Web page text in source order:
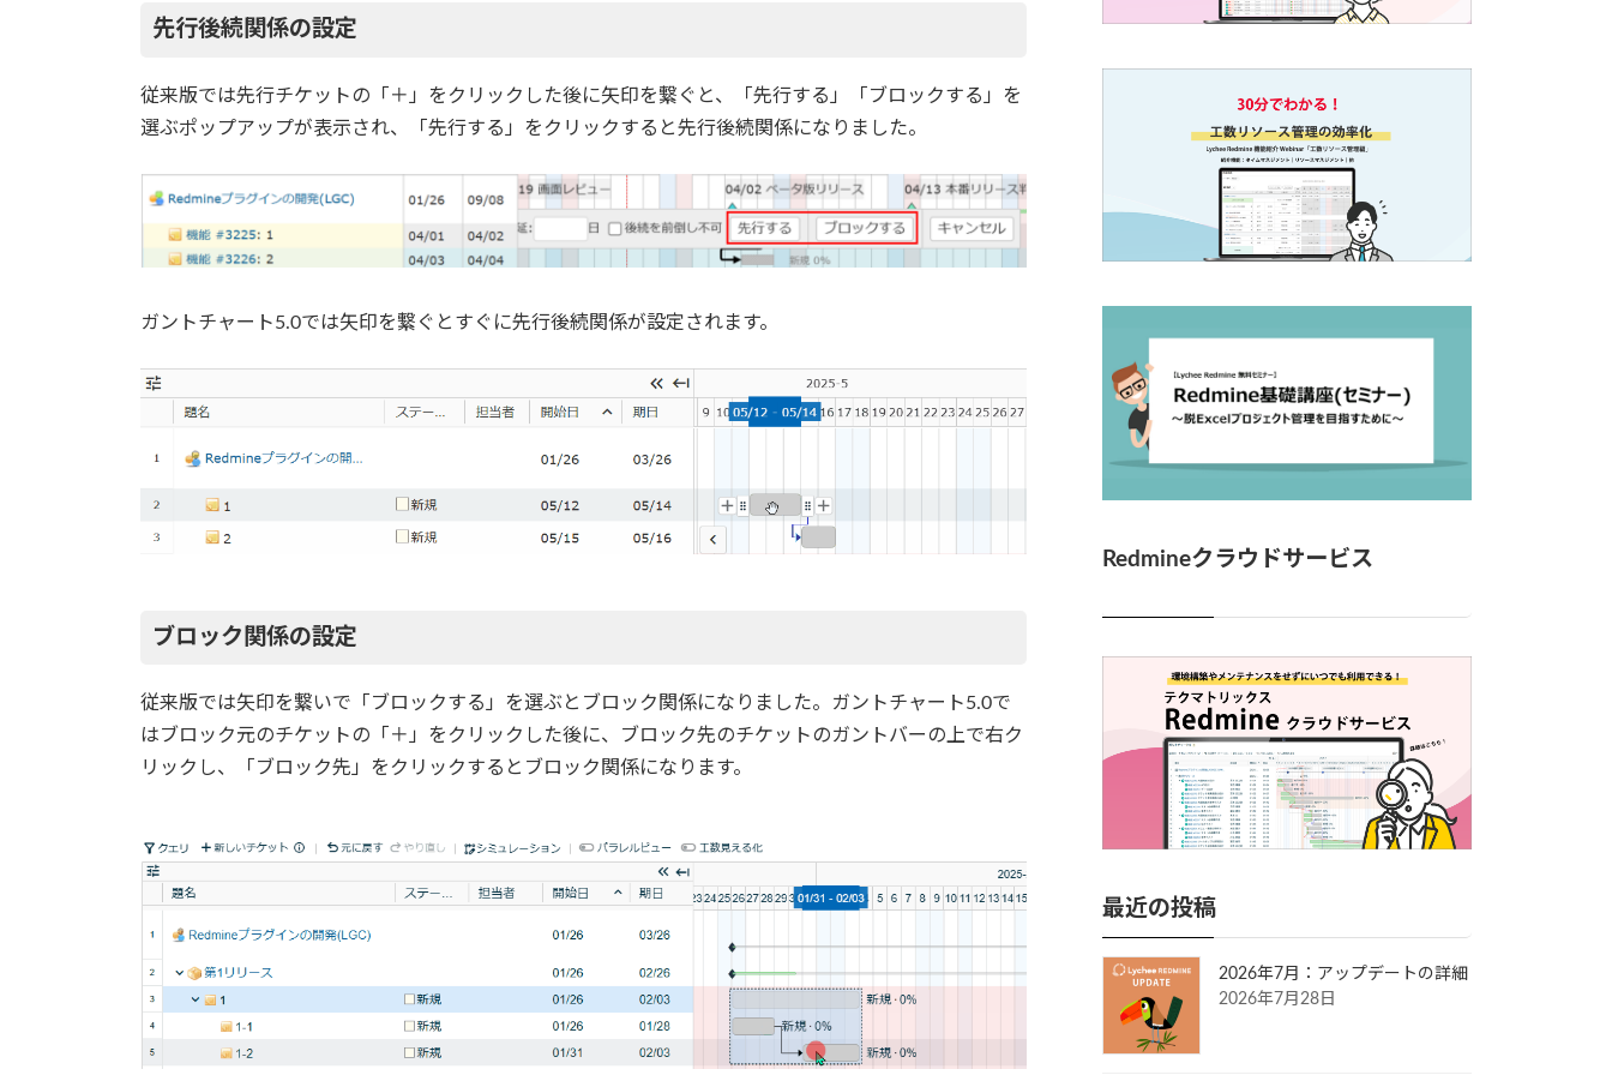
先行後続関係の設定
従来版では先行チケットの「＋」をクリックした後に矢印を繋ぐと、「先行する」「ブロックする」を
選ぶポップアップが表示され、「先行する」をクリックすると先行後続関係になりました。
ガントチャート5.0では矢印を繋ぐとすぐに先行後続関係が設定されます。
ブロック関係の設定
従来版では矢印を繋いで「ブロックする」を選ぶとブロック関係になりました。ガントチャート5.0で
はブロック元のチケットの「＋」をクリックした後に、ブロック先のチケットのガントバーの上で右ク
リックし、「ブロック先」をクリックするとブロック関係になります。
Redmineクラウドサービス
最近の投稿
2026年7月：アップデートの詳細
2026年7月28日